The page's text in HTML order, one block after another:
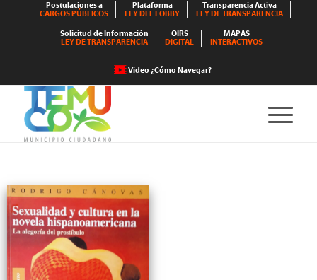
Postulaciones a
CARGOS PÚBLICOS
Plataforma
LEY DEL LOBBY
Transparencia Activa
LEY DE TRANSPARENCIA
Solicitud de Información
LEY DE TRANSPARENCIA
OIRS
DIGITAL
MAPAS
INTERACTIVOS
Video ¿Cómo Navegar?